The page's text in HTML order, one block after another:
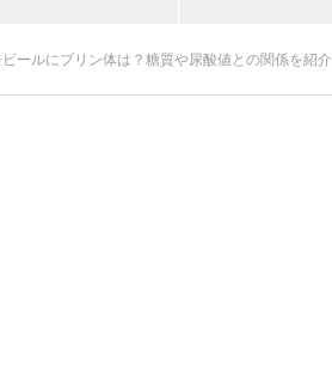
ールにプリン体は？糖質や尿酸値との関係を紹介